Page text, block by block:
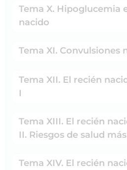
Tema X. Hipoglucemia
nacido
Tema XI. Convulsiones
Tema XII. El recién
I
Tema XIII. El recién
II. Riesgos de salud
Tema XIV. El recién